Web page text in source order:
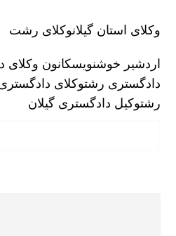
وکلای استان گیلانوکلای رشت
اردشیر خوشنویسکانون وکلای
دادگستری رشتوکلای دادگستری
رشتوکیل دادگستری گیلان